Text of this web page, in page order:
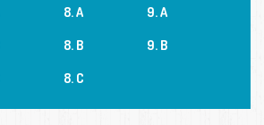
8. A
8. B
8. C
9. A
9. B